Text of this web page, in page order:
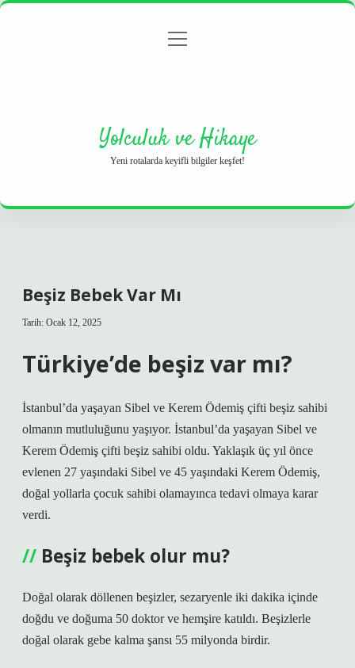
Gizlilik Politikası
menüyü
Yolculuk ve Hikaye
Yeni rotalarda keyifli bilgiler keşfet!
Beşiz Bebek Var Mı
Tarih: Ocak 12, 2025
Türkiye’de beşiz var mı?
İstanbul’da yaşayan Sibel ve Kerem Ödemiş çifti beşiz sahibi
olmanın mutluluğunu yaşıyor. İstanbul’da yaşayan Sibel ve
Kerem Ödemiş çifti beşiz sahibi oldu. Yaklaşık üç yıl önce
evlenen 27 yaşındaki Sibel ve 45 yaşındaki Kerem Ödemiş,
doğal yollarla çocuk sahibi olamayınca tedavi olmaya karar
verdi.
Beşiz bebek olur mu?
Doğal olarak döllenen beşizler, sezaryenle iki dakika içinde
doğdu ve doğuma 50 doktor ve hemşire katıldı. Beşizlerle
doğal olarak gebe kalma şansı 55 milyonda birdir.